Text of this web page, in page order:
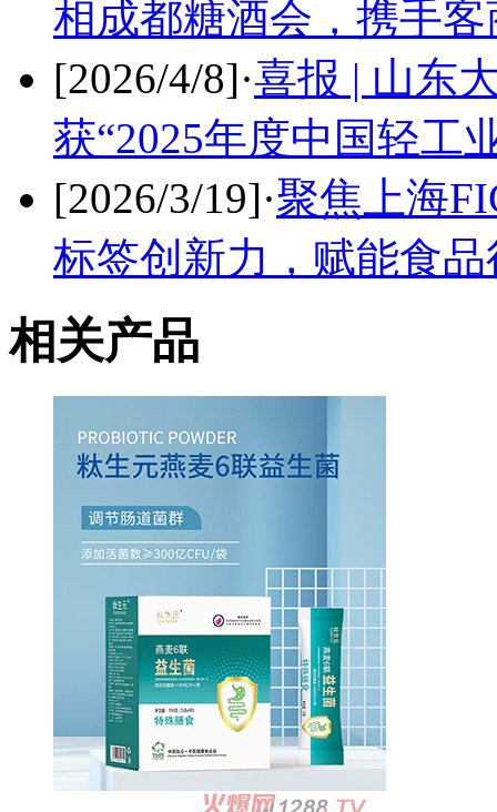
相成都糖酒会，携手
[2026/4/8]·喜报 | 山东
获“2025年度中国轻工
[2026/3/19]·聚焦上海
标签创新力，赋能食
相关产品